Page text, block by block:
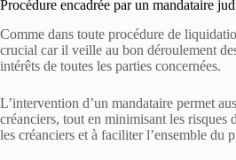
Procédure encadrée par un mandataire
Comme dans toute procédure de
crucial car il veille au bon déroulement
intérêts de toutes les parties concernées.
L’intervention d’un mandataire permet
créanciers, tout en minimisant les risques
les créanciers et à faciliter l’ensemble du